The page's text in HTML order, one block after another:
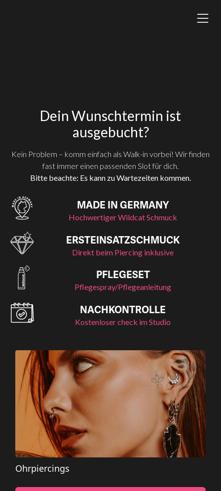
Dein Wunschtermin ist
ausgebucht?
Kein Problem – komm einfach als Walk-in vorbei! Wir finden
fast immer einen passenden Slot für dich.
Bitte beachte: Es kann zu Wartezeiten kommen.
MADE IN GERMANY
Hochwertiger Wildcat Schmuck
ERSTEINSATZSCHMUCK
Direkt beim Piercing inklusive
PFLEGESET
Pflegespray/Pflegeanleitung
NACHKONTROLLE
Kostenloser check im Studio
Ohrpiercings